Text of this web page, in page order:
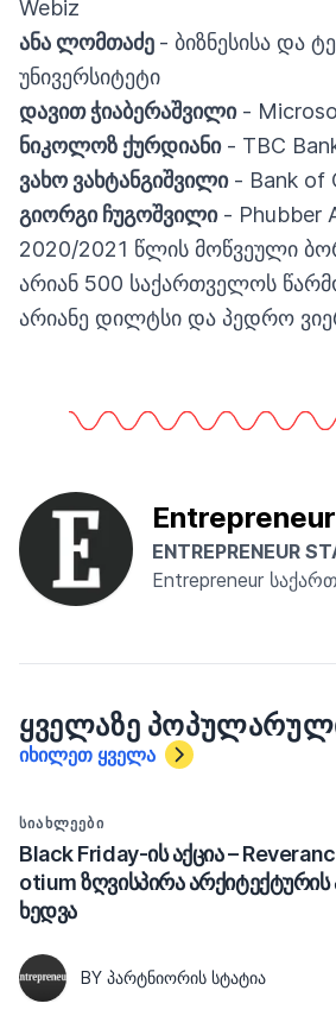
Webiz
ანა ლომთაძე - ბიზნესისა და
უნივერსიტეტი
დავით ჭიაბერაშვილი-
ნიკოლოზ ქურდიანი- TBC
ვახო ვახტანგიშვილი- Bank of
გიორგი ჩუგოშვილი- Phubber
2020/2021 წლის მოწვეული
არიან 500 საქართველოს
არიანე დილტსი და პედრო
ENTREPRENEUR
Entrepreneur
ᲧᲕᲔᲚᲐᲖᲔ
იხილეთ ყველა
ᲡᲘᲐᲮᲚᲔᲔᲑᲘ
Black Friday-ის აქცია –
otium ზღვისპირა
ხედვა
BY ᲞᲐᲠᲢᲜᲘᲝᲠᲘᲡ ᲡᲢᲐᲢᲘᲐ